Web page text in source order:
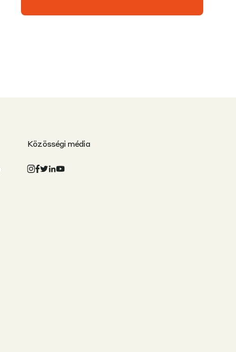
Közösségi média